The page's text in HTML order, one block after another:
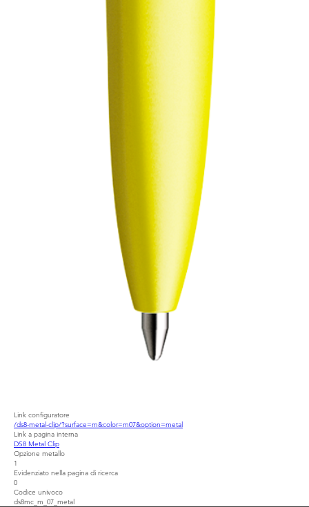
Link configuratore
/ds8-metal-clip/?surface=m&color=m07&option=metal
Link a pagina interna
DS8 Metal Clip
Opzione metallo
1
Evidenziato nella pagina di ricerca
0
Codice univoco
ds8mc_m_07_metal